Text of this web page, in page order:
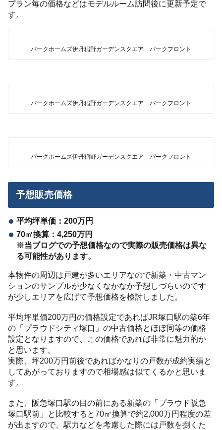
プラン毎の価格などはモデルルーム訪問後に更新予定で
す。
パークホームズ伊丹稲野ガーデンスクエア パークフロント
パークホームズ伊丹稲野ガーデンスクエア パークフロント
パークホームズ伊丹稲野ガーデンスクエア パークフロント
予想販売価格
平均坪単価：200万円
70㎡換算：4,250万円
※当ブログでの予想価格なので実際の販売価格は異な
る可能性があります。
本物件の周辺は戸建が多いエリアなので新築・中古マン
ションのサンプルが少なくなかなか予想しづらいのです
が少しエリアを広げて予想価格を検討しました。
平均坪単価200万円の価格設定であればJR塚口駅の築6年
の「プラウドシティ塚口」の中古価格とほぼ同等の価格
設定となりますので、この価格であれば非常に魅力的か
と思います。
実際、坪200万円前後であればかなりの戸数が成約実績と
してあがっておりますので相場感は似てくるかと思いま
す。
また、阪急塚口駅の目の前にある新築の「プラウド阪急
塚口駅前」と比較すると70㎡換算で約2,000万円程度の差
が出ますので、駅力などを考慮した際には戸数を捌くた